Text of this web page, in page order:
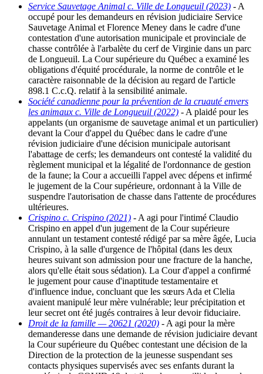
Service Sauvetage Animal c. Ville de Longueuil (2023) - A
occupé pour les demandeurs en révision judiciaire Service
Sauvetage Animal et Florence Meney dans le cadre d'une
contestation d'une autorisation municipale et provinciale de
chasse contrôlée à l'arbalète du cerf de Virginie dans un parc
de Longueuil. La Cour supérieure du Québec a examiné les
obligations d'équité procédurale, la norme de contrôle et le
caractère raisonnable de la décision au regard de l'article
898.1 C.c.Q. relatif à la sensibilité animale.
Société canadienne pour la prévention de la cruauté envers
les animaux c. Ville de Longueuil (2022) - A plaidé pour les
appelants (un organisme de sauvetage animal et un particulier)
devant la Cour d'appel du Québec dans le cadre d'une
révision judiciaire d'une décision municipale autorisant
l'abattage de cerfs; les demandeurs ont contesté la validité du
règlement municipal et la légalité de l'ordonnance de gestion
de la faune; la Cour a accueilli l'appel avec dépens et infirmé
le jugement de la Cour supérieure, ordonnant à la Ville de
suspendre l'autorisation de chasse dans l'attente de procédures
ultérieures.
Crispino c. Crispino (2021) - A agi pour l'intimé Claudio
Crispino en appel d'un jugement de la Cour supérieure
annulant un testament contesté rédigé par sa mère âgée, Lucia
Crispino, à la salle d'urgence de l'hôpital (dans les deux
heures suivant son admission pour une fracture de la hanche,
alors qu'elle était sous sédation). La Cour d'appel a confirmé
le jugement pour cause d'inaptitude testamentaire et
d'influence indue, concluant que les sœurs Ada et Clelia
avaient manipulé leur mère vulnérable; leur précipitation et
leur secret ont été jugés contraires à leur devoir fiduciaire.
Droit de la famille — 20621 (2020) - A agi pour la mère
demanderesse dans une demande de révision judiciaire devant
la Cour supérieure du Québec contestant une décision de la
Direction de la protection de la jeunesse suspendant ses
contacts physiques supervisés avec ses enfants durant la